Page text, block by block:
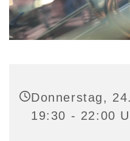
Donnerstag,
19:30 - 22:00